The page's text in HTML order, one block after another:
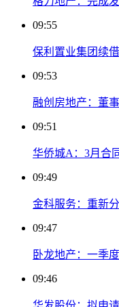
09:55
保利置业集团续
09:53
融创房地产：董
09:51
华侨城A：3月合
09:49
金科服务：重新
09:47
卧龙地产：一季
09:46